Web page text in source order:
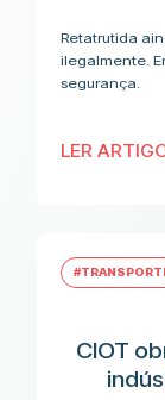
Retatrutida
ilegalmente.
segurança.
LER
CIOT